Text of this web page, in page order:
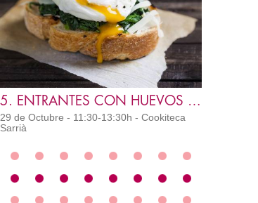
5. ENTRANTES CON HUEVOS (SM) IC
29 de Octubre - 11:30-13:30h - Cookiteca
Sarrià